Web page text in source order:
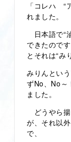
「コレハ “
れました。
日本語で“
できたので
とそれは“み
みりんとい
ずNo、No～
ました。
どうやら
が、それ以
で、